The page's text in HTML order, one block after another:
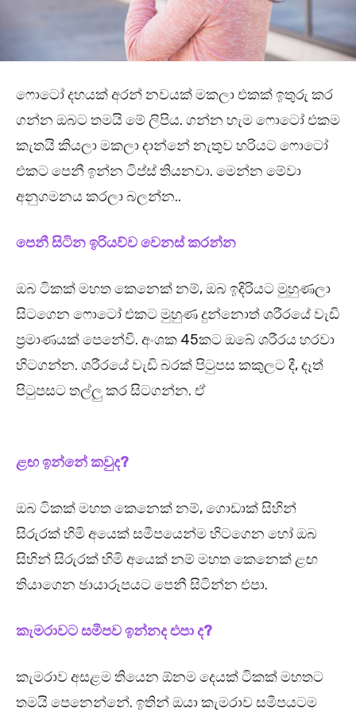
ෆොටෝ දහයක් අරන් නවයක් මකලා එකක් ඉතුරු කර
ගන්න ඔබට තමයි මේ ලිපිය. ගන්න හැම ෆොටෝ එකම
කැතයි කියලා මකලා දාන්නේ නැතුව හරියට ෆොටෝ
එකට පෙනී ඉන්න ටිප්ස් තියනවා. මෙන්න මේවා
අනුගමනය කරලා බලන්න..
පෙනී සිටින ඉරියව්ව වෙනස් කරන්න
ඔබ ටිකක් මහත කෙනෙක් නම්, ඔබ ඉදිරියට මුහුණලා
සිටගෙන ෆොටෝ එකට මුහුණ දුන්නොත් ශරීරයේ වැඩි
ප්‍රමාණයක් පෙනේවි. අංශක 45කට ඔබේ ශරීරය හරවා
හිටගන්න. ශරීරයේ වැඩි බරක් පිටුපස කකුලට දී, දෑත්
පිටුපසට තල්ලු කර සිටගන්න. ඒ
ළඟ ඉන්නේ කවුද?
ඔබ ටිකක් මහත කෙනෙක් නම්, ගොඩාක් සිහින්
සිරුරක් හිමි අයෙක් සමීපයෙන්ම හිටගෙන හෝ ඔබ
සිහින් සිරුරක් හිමි අයෙක් නම් මහත කෙනෙක් ළඟ
තියාගෙන ඡායාරූපයට පෙනී සිටින්න එපා.
කැමරාවට සමීපව ඉන්නද එපා ද?
කැමරාව අසළම තියෙන ඕනම දෙයක් ටිකක් මහතට
තමයි පෙනෙන්නේ. ඉතින් ඔයා කැමරාව සමීපයටම